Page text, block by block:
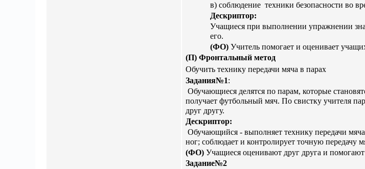
в) соблюдение техники безопасности во
Дескриптор:
Учащиеся при выполнении упражнении
его.
(ФО)Учитель помогает и оценивает
(П)Фронтальный метод
Обучить технику передачи мяча в парах
Задания№1:
Обучающиеся делятся по парам, которые
получает футбольный мяч. По свистку учителя
друг другу.
Дескриптор:
Обучающийся - выполняет технику передачи
ног; соблюдает и контролирует точную передачу
(ФО) Учащиеся оценивают друг друга и
Задание№2